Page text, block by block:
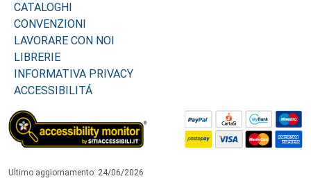
CATALOGHI
CONVENZIONI
LAVORARE CON NOI
LIBRERIE
INFORMATIVA PRIVACY
ACCESSIBILITÁ
Ultimo aggiornamento: 24/06/2026